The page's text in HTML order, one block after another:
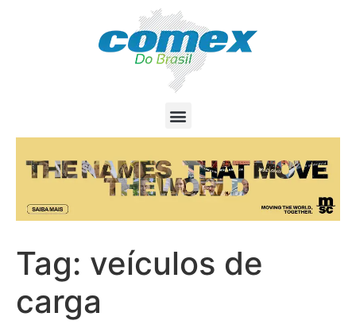
Tag: veículos de
carga